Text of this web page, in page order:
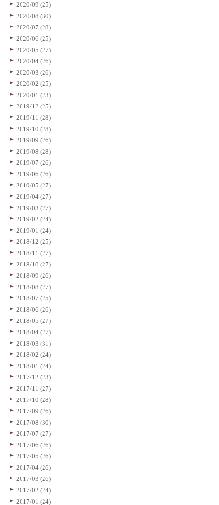
2020/09 (25)
2020/08 (30)
2020/07 (28)
2020/06 (25)
2020/05 (27)
2020/04 (26)
2020/03 (26)
2020/02 (25)
2020/01 (23)
2019/12 (25)
2019/11 (28)
2019/10 (28)
2019/09 (26)
2019/08 (28)
2019/07 (26)
2019/06 (26)
2019/05 (27)
2019/04 (27)
2019/03 (27)
2019/02 (24)
2019/01 (24)
2018/12 (25)
2018/11 (27)
2018/10 (27)
2018/09 (26)
2018/08 (27)
2018/07 (25)
2018/06 (26)
2018/05 (27)
2018/04 (27)
2018/03 (31)
2018/02 (24)
2018/01 (24)
2017/12 (23)
2017/11 (27)
2017/10 (28)
2017/09 (26)
2017/08 (30)
2017/07 (27)
2017/06 (26)
2017/05 (26)
2017/04 (26)
2017/03 (26)
2017/02 (24)
2017/01 (24)